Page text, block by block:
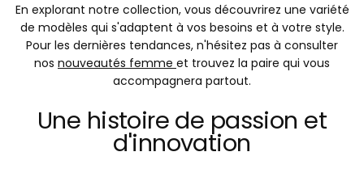
En explorant notre collection, vous découvrirez une variété
de modèles qui s'adaptent à vos besoins et à votre style.
Pour les dernières tendances, n'hésitez pas à consulter
nos nouveautés femme et trouvez la paire qui vous
accompagnera partout.
Une histoire de passion et
d'innovation